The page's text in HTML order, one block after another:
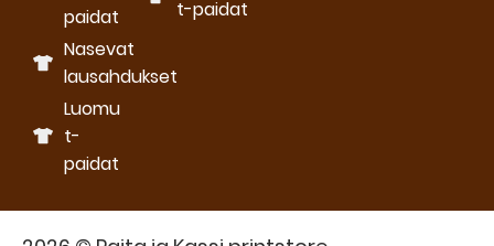
paidat
Nasevat
lausahdukset
Luomu
t-
paidat
t-paidat